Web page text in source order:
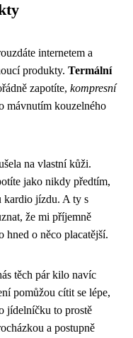
internetem a
produkty. Termální
zapotíte, kompresní
mávnutím kouzelného
na vlastní kůži.
jako nikdy předtím,
kardio jízdu. A ty s
že mi příjemně
o něco placatější.
těch pár kilo navíc
pomůžou cítit se lépe,
jídelníčku to prostě
a postupně